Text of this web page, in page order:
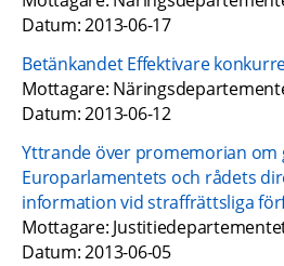
Datum: 2013-06-17​
Betänkandet Effektivare
Mottagare:
Datum: 2013-06-12
Yttrande över promemorian om
Europarlamentets och rådets
information vid straffrättsliga
Mottagare:
Datum: 2013-06-05